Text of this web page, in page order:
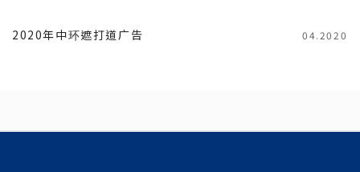
2020年中环遮打道广告 04.2020